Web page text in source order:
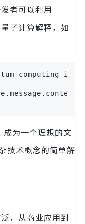
者可以利用
子计算解释，如
computing in
为一个理想的文
技术概念的简单解
，从商业应用到